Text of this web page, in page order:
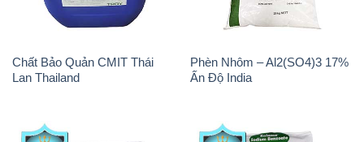
Chất Bảo Quản CMIT Thái
Lan Thailand
Phèn Nhôm – Al2(SO4)3 17%
Ấn Độ India